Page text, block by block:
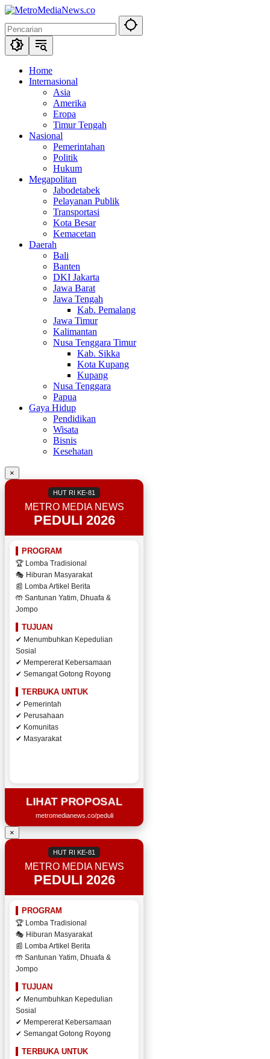
Langsung
konten
Home
Internasional
Asia
Amerika
Eropa
Timur Tengah
Nasional
Pemerintahan
Politik
Hukum
Megapolitan
Jabodetabek
Pelayanan Publik
Transportasi
Kota Besar
Kemacetan
Daerah
Bali
Banten
DKI Jakarta
Jawa Barat
Jawa Tengah
Kab. Pemalang
Jawa Timur
Kalimantan
Nusa Tenggara Timur
Kab. Sikka
Kota Kupang
Kupang
Nusa Tenggara
Papua
Gaya Hidup
Pendidikan
Wisata
Bisnis
Kesehatan
×
HUT RI KE-81
METRO MEDIA NEWS
PEDULI 2026
PROGRAM
🏆 Lomba Tradisional
🎭 Hiburan Masyarakat
📰 Lomba Artikel Berita
🤲 Santunan Yatim, Dhuafa &
Jompo
TUJUAN
✔ Menumbuhkan Kepedulian
Sosial
✔ Mempererat Kebersamaan
✔ Semangat Gotong Royong
TERBUKA UNTUK
✔ Pemerintah
✔ Perusahaan
✔ Komunitas
✔ Masyarakat
LIHAT PROPOSAL
metromedianews.co/peduli
×
HUT RI KE-81
METRO MEDIA NEWS
PEDULI 2026
PROGRAM
🏆 Lomba Tradisional
🎭 Hiburan Masyarakat
📰 Lomba Artikel Berita
🤲 Santunan Yatim, Dhuafa &
Jompo
TUJUAN
✔ Menumbuhkan Kepedulian
Sosial
✔ Mempererat Kebersamaan
✔ Semangat Gotong Royong
TERBUKA UNTUK